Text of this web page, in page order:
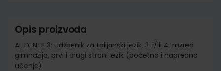
Opis proizvoda
AL DENTE 3; udžbenik za talijanski jezik, 3. i/ili 4. razred
gimnazija, prvi i drugi strani jezik (početno i napredno
učenje)